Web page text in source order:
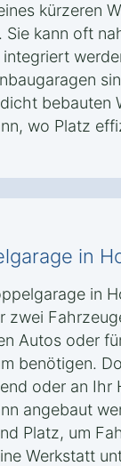
kürzeren
Sie kann oft
integriert
bebauten
wo Platz
in
in
zwei
Autos oder
benötigen.
oder an Ihr
angebaut
Platz, um
Werkstatt